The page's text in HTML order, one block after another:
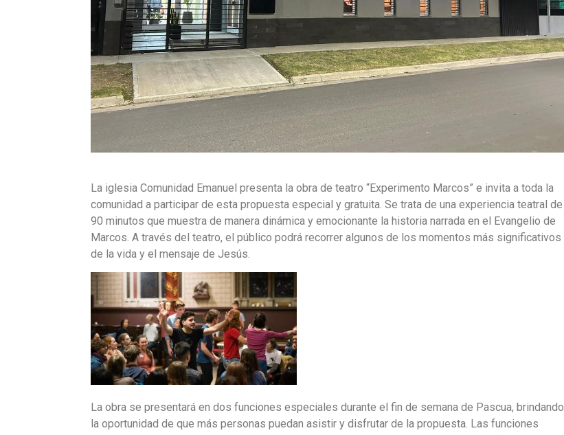
La iglesia Comunidad Emanuel presenta la obra de teatro “Experimento Marcos” e invita a toda la
comunidad a participar de esta propuesta especial y gratuita. Se trata de una experiencia teatral de
90 minutos que muestra de manera dinámica y emocionante la historia narrada en el Evangelio de
Marcos. A través del teatro, el público podrá recorrer algunos de los momentos más significativos
de la vida y el mensaje de Jesús.
La obra se presentará en dos funciones especiales durante el fin de semana de Pascua, brindando
la oportunidad de que más personas puedan asistir y disfrutar de la propuesta. Las funciones